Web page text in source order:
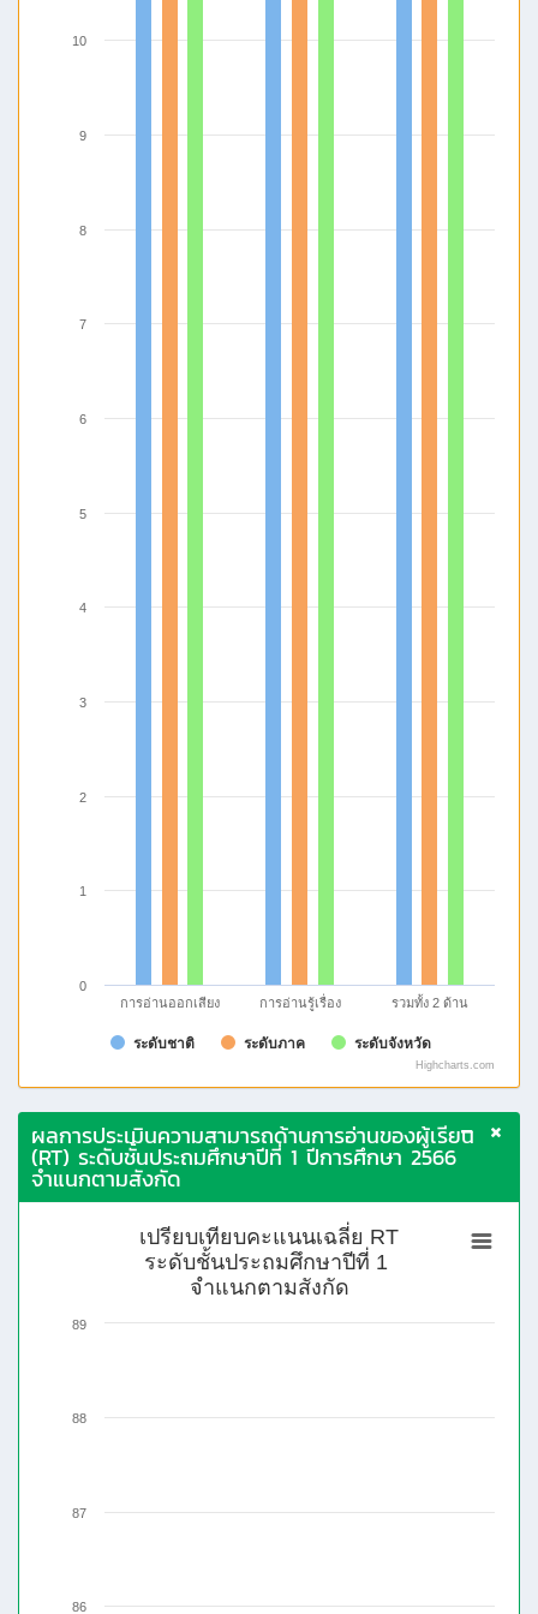
ระดับชาติ ระดับภาค ระดับจังหวัด
การอ่านออกเสียง การอ่านรู้เรื่อง รวมทั้ง 2 ด้าน
0
1
2
3
4
5
6
7
8
9
10
Highcharts.com
ผลการประเมินความสามารถด้านการอ่านของผู้เรียน
(RT) ระดับชั้นประถมศึกษาปีที่ 1 ปีการศึกษา 2566
จำแนกตามสังกัด
เปรียบเทียบคะแนนเฉลี่ย RT
ระดับชั้นประถมศึกษาปีที่ 1
จำแนกตามสังกัด
86
87
88
89